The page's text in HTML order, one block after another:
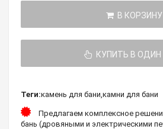
В КОРЗИНУ
КУПИТЬ В ОДИН
Теги:камень для бани,камни для бани
Предлагаем комплексное
бань (дровяными и электрическими